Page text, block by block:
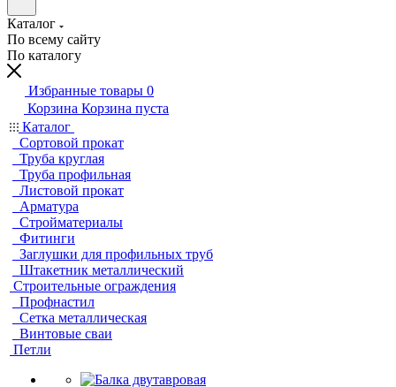
Каталог
По всему сайту
По каталогу
Избранные товары 0
Корзина Корзина пуста
Каталог
Сортовой прокат
Труба круглая
Труба профильная
Листовой прокат
Арматура
Стройматериалы
Фитинги
Заглушки для профильных труб
Штакетник металлический
Строительные ограждения
Профнастил
Сетка металлическая
Винтовые сваи
Петли